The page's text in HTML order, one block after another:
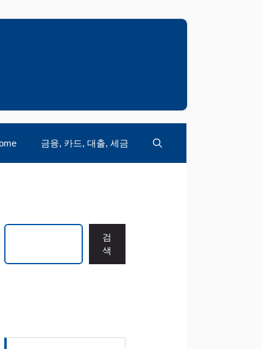
금융, 카드, 대출, 세금
검
색